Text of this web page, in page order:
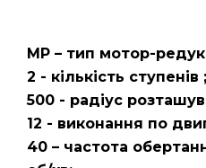
МР – тип мотор-
2 - кількість ступенів ;
500 - радіус
12 - виконання по
40 – частота